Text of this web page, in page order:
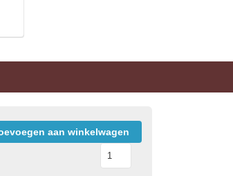
aan winkelwagen